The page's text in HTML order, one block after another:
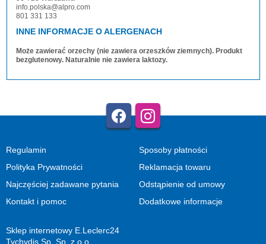
info.polska@alpro.com
801 331 133
INNE INFORMACJE O ALERGENACH
Może zawierać orzechy (nie zawiera orzeszków ziemnych). Produkt
bezglutenowy. Naturalnie nie zawiera laktozy.
Regulamin
Polityka Prywatności
Najczęściej zadawane pytania
Kontakt i pomoc
Sposoby płatności
Reklamacja towaru
Odstąpienie od umowy
Dodatkowe informacje
Sklep internetowy E.Leclerc24
Tychydis Sp. Sp. z o.o.